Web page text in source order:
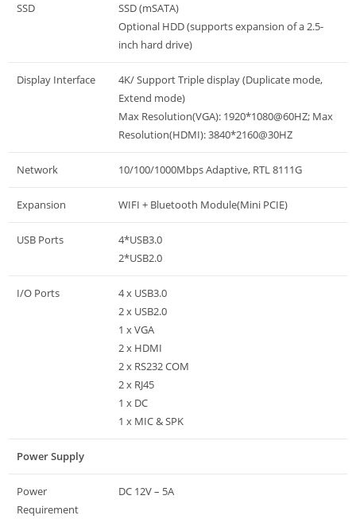
SSD
SSD (mSATA)
Optional HDD (supports expansion of a 2.5-
inch hard drive)
Display Interface
4K/ Support Triple display (Duplicate mode,
Extend mode)
Max Resolution(VGA): 1920*1080@60HZ; Max
Resolution(HDMI): 3840*2160@30HZ
Network 10/100/1000Mbps Adaptive, RTL 8111G
Expansion WIFI + Bluetooth Module(Mini PCIE)
USB Ports
4*USB3.0
2*USB2.0
I/O Ports
4 x USB3.0
2 x USB2.0
1 x VGA
2 x HDMI
2 x RS232 COM
2 x RJ45
1 x DC
1 x MIC & SPK
Power Supply
Power
Requirement
DC 12V – 5A